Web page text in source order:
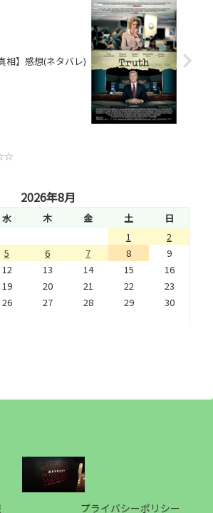
相】感想(ネタバレ)
2026年8月
水 木 金 土
日
1
2
5 6 7 8
9
12 13 14 15
16
19 20 21 22
23
26 27 28 29
30
プライバシーポリシー